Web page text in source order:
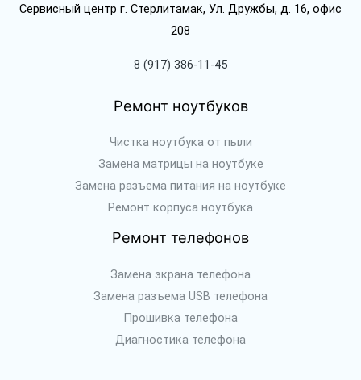
Сервисный центр г. Стерлитамак, Ул. Дружбы, д. 16, офис
208
8 (917) 386-11-45
Ремонт ноутбуков
Чистка ноутбука от пыли
Замена матрицы на ноутбуке
Замена разъема питания на ноутбуке
Ремонт корпуса ноутбука
Ремонт телефонов
Замена экрана телефона
Замена разъема USB телефона
Прошивка телефона
Диагностика телефона